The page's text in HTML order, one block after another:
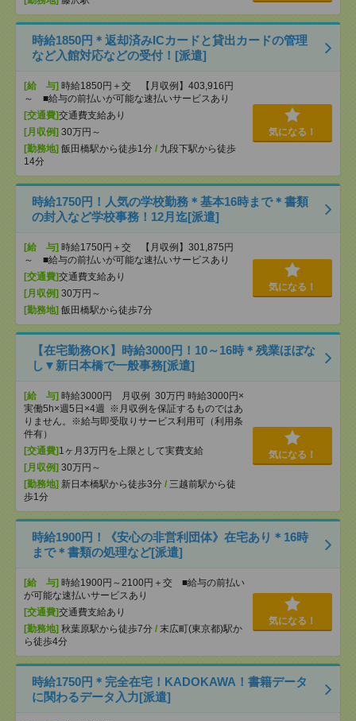
時給1850円＊返却済みICカードと貸出カードの管理
など入館対応などの受付！[派遣]
[給 与] 時給1850円＋交 【月収例】403,916円
～ ■給与の前払いが可能な速払いサービスあり
[交通費]交通費支給あり
[月収例] 30万円～
[勤務地] 飯田橋駅から徒歩1分 / 九段下駅から徒歩
14分
気になる！
時給1750円！人気の学校勤務＊基本16時まで＊書類
の封入など学校事務！12月迄[派遣]
[給 与] 時給1750円＋交 【月収例】301,875円
～ ■給与の前払いが可能な速払いサービスあり
[交通費]交通費支給あり
[月収例] 30万円～
[勤務地] 飯田橋駅から徒歩7分
気になる！
【在宅勤務OK】時給3000円！10～16時＊残業ほぼな
し▼新日本橋で一般事務[派遣]
[給 与] 時給3000円 月収例 30万円 時給3000円×
実働5h×週5日×4週 ※月収例を保証するものではあ
りません。※給与即受取りサービス利用可（利用条
件有）
[交通費] 1ヶ月3万円を上限として実費支給
[月収例] 30万円～
[勤務地] 新日本橋駅から徒歩3分 / 三越前駅から徒
歩1分
気になる！
時給1900円！《安心の非営利団体》在宅あり＊16時
まで＊書類の処理など[派遣]
[給 与] 時給1900円～2100円＋交 ■給与の前払い
が可能な速払いサービスあり
[交通費]交通費支給あり
[勤務地] 秋葉原駅から徒歩7分 / 末広町(東京都)駅か
ら徒歩4分
気になる！
時給1750円＊完全在宅！KADOKAWA！書籍データ
に関わるデータ入力[派遣]